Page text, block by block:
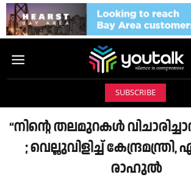
SUBSCRIBE
“നിന്റെ തലമുറകൾ
; വെല്ലുവിളിച്ച്
രാഹുൽ